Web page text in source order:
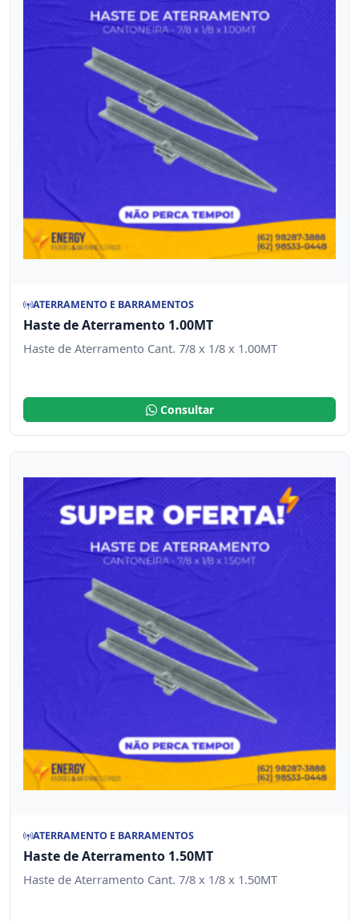
ATERRAMENTO E BARRAMENTOS
Haste de Aterramento 1.00MT
Haste de Aterramento Cant. 7/8 x 1/8 x 1.00MT
Consultar
ATERRAMENTO E BARRAMENTOS
Haste de Aterramento 1.50MT
Haste de Aterramento Cant. 7/8 x 1/8 x 1.50MT